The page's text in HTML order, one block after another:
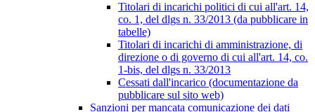
Titolari di incarichi politici di cui all'art. 14,
co. 1, del dlgs n. 33/2013 (da pubblicare in
tabelle)
Titolari di incarichi di amministrazione, di
direzione o di governo di cui all'art. 14, co.
1-bis, del dlgs n. 33/2013
Cessati dall'incarico (documentazione da
pubblicare sul sito web)
Sanzioni per mancata comunicazione dei dati